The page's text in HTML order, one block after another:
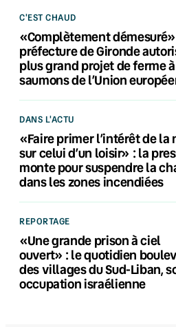
C'EST CHAUD
«Complètement
préfecture de Gironde
plus grand projet de ferme à
saumons de l’Union
DANS L'ACTU
«Faire primer l’intérêt de la
sur celui d’un loisir» : la
monte pour suspendre la
dans les zones incendiées
REPORTAGE
«Une grande prison à ciel
ouvert» : le quotidien
des villages du Sud-Liban,
occupation israélienne